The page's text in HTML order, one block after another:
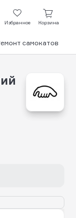
Избранное Корзина
самокатов